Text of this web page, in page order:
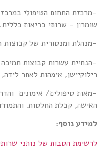
-מרכזת התחום הטיפולי
שומרון – שרותי בריאות כללית.
-מנהלת ומנטורית של
-הנחיית עשרות קבוצות
רילוקיישן, אימהות לאחר
-מאות טיפולים/ אימונים
האישה, קבלת החלטות,
למידע נוסף:
לרשימת הטבות של נותני